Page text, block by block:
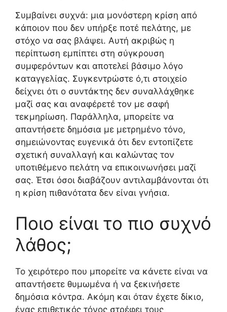
Συμβαίνει συχνά: μια μονόστερη κρίση από
κάποιον που δεν υπήρξε ποτέ πελάτης, με
στόχο να σας βλάψει. Αυτή ακριβώς η
περίπτωση εμπίπτει στη σύγκρουση
συμφερόντων και αποτελεί βάσιμο λόγο
καταγγελίας. Συγκεντρώστε ό,τι στοιχείο
δείχνει ότι ο συντάκτης δεν συναλλάχθηκε
μαζί σας και αναφέρετέ τον με σαφή
τεκμηρίωση. Παράλληλα, μπορείτε να
απαντήσετε δημόσια με μετρημένο τόνο,
σημειώνοντας ευγενικά ότι δεν εντοπίζετε
σχετική συναλλαγή και καλώντας τον
υποτιθέμενο πελάτη να επικοινωνήσει μαζί
σας. Έτσι όσοι διαβάζουν αντιλαμβάνονται ότι
η κρίση πιθανότατα δεν είναι γνήσια.
Ποιο είναι το πιο συχνό
λάθος;
Το χειρότερο που μπορείτε να κάνετε είναι να
απαντήσετε θυμωμένα ή να ξεκινήσετε
δημόσια κόντρα. Ακόμη και όταν έχετε δίκιο,
ένας επιθετικός τόνος στρέφει τους